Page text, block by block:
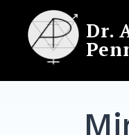
content
Dr.